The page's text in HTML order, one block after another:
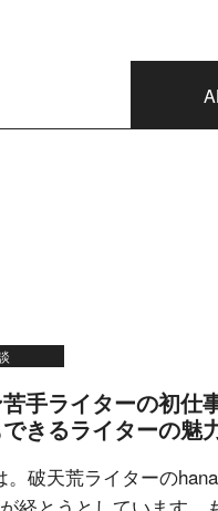
手ライターの初仕
きるライターの魅
。破天荒ライターの